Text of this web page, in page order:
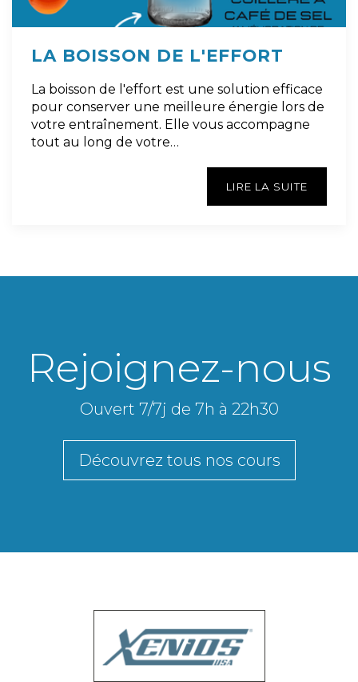
LA BOISSON DE L'EFFORT
La boisson de l'effort est une solution efficace
pour conserver une meilleure énergie lors de
votre entraînement. Elle vous accompagne
tout au long de votre…
LIRE LA SUITE
Rejoignez-nous
Ouvert 7/7j de 7h à 22h30
Découvrez tous nos cours